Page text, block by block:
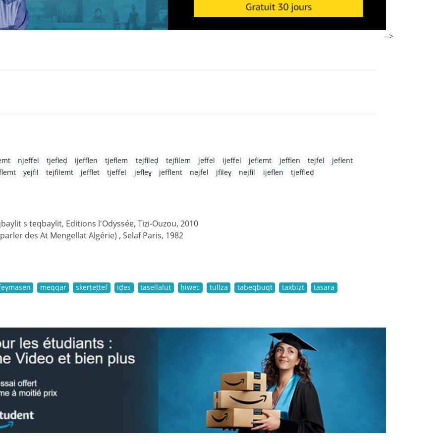
njeffel tjefleḍ ijefflen tjeflem tejfileḍ tejfilem jeffel ijeffel jeflemt jefflen tejfel
jeflent
yejfil tejfilemt jefflet tjeffel jefleɣ jefflent nejfel jfileɣ nejfil ijeflen tjeffleḍ
s teqbaylit, Editions l'Odyssée, Tizi-Ouzou, 2010
des At Mengellat Algérie) , Selaf Paris, 1982
meqqar skerṭeṭṭef iḍes tasellalut ḥiwec tullza tabeqbuqt taxbizt tasara
-->